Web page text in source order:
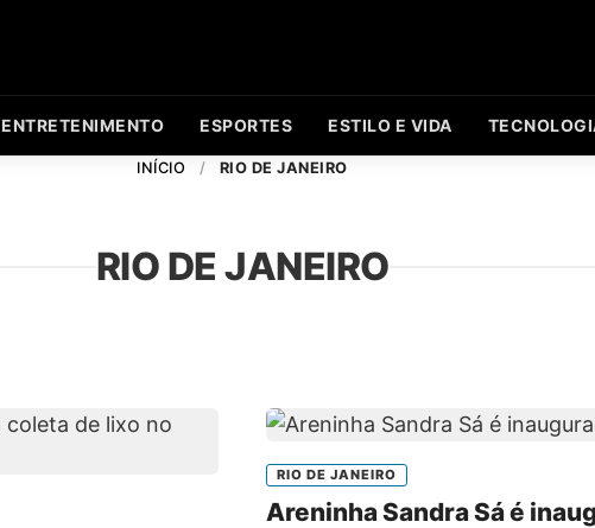
ENTRETENIMENTO ESPORTES ESTILO E VIDA
INÍCIO / RIO DE JANEIRO
RIO DE JANEIRO
RIO DE JANEIRO
Areninha Sandra Sá é